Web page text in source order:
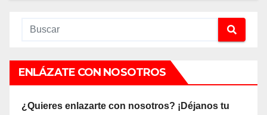
ENLÁZATE CON NOSOTROS
¿Quieres enlazarte con nosotros? ¡Déjanos tu